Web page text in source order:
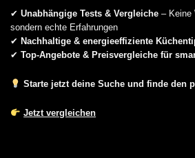
✔ Unabhängige Tests & Vergleiche – Keine
sondern echte Erfahrungen
✔ Nachhaltige & energieeffiziente
✔ Top-Angebote & Preisvergleiche für
Starte jetzt deine Suche und finde den
Jetzt vergleichen